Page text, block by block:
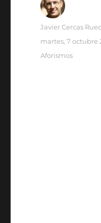
Autor
Javier Cercas
Publicado
el
martes, 7 octubre
Categorías
Aforismos